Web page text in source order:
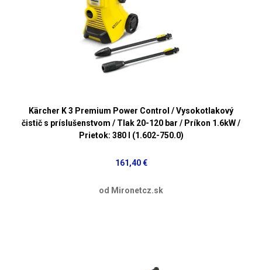
Kärcher K 3 Premium Power Control / Vysokotlakový
čistič s príslušenstvom / Tlak 20-120 bar / Príkon 1.6kW /
Prietok: 380 l (1.602-750.0)
161,40 €
od Mironetcz.sk